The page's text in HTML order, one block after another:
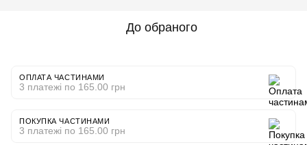
До обраного
ОПЛАТА ЧАСТИНАМИ
3 платежі по 165.00 грн
ПОКУПКА ЧАСТИНАМИ
3 платежі по 165.00 грн